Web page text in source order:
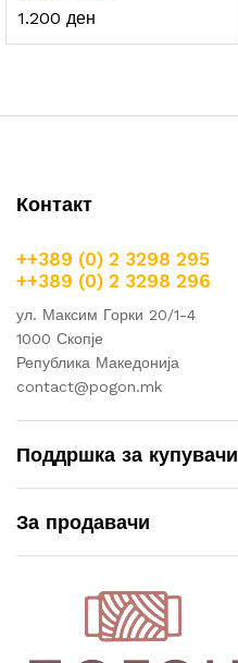
1.200 ден
Контакт
++389 (0) 2 3298 295
++389 (0) 2 3298 296
ул. Максим Горки 20/1-4
1000 Скопје
Република Македонија
contact@pogon.mk
Поддршка за купувачи
За продавачи